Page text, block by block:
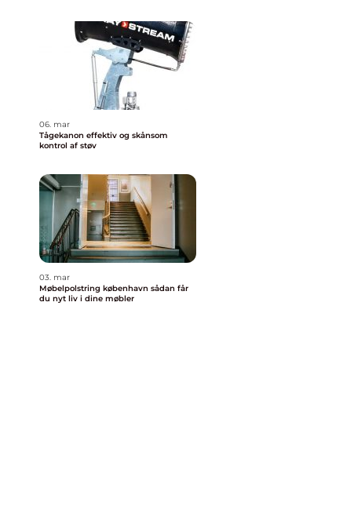
06. mar
Tågekanon effektiv og skånsom
kontrol af støv
03. mar
Møbelpolstring københavn sådan får
du nyt liv i dine møbler